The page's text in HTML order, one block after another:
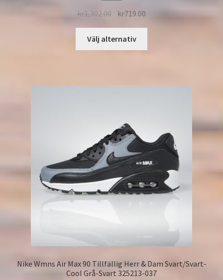
kr1,302.00 kr719.00
Välj alternativ
Nike Wmns Air Max 90 Tillfällig Herr & Dam Svart/Svart-
Cool Grå-Svart 325213-037